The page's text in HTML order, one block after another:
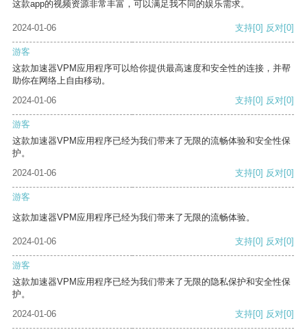
这款app的视频资源非常丰富，可以满足我不同的娱乐需求。
2024-01-06 支持[0] 反对[0]
游客
这款加速器VPM应用程序可以给你提供最高速度和安全性的连接，并帮
助你在网络上自由移动。
2024-01-06
支持[0] 反对[0]
游客
这款加速器VPM应用程序已经为我们带来了无限的流畅体验和安全性保
护。
2024-01-06
支持[0] 反对[0]
游客
这款加速器VPM应用程序已经为我们带来了无限的流畅体验。
2024-01-06 支持[0] 反对[0]
游客
这款加速器VPM应用程序已经为我们带来了无限的隐私保护和安全性保
护。
2024-01-06
支持[0] 反对[0]